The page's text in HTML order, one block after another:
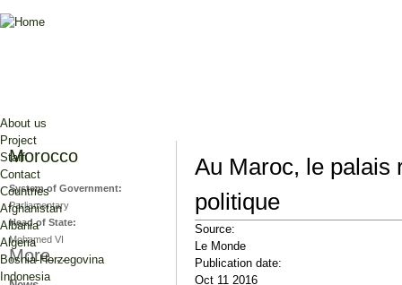
Au Maroc, le palais
politique
Source:
Le Monde
Publication date:
Oct 11 2016
About us
Project
Staff
Contact
Countries
Afghanistan
Albania
Algeria
Bosnia-Herzegovina
Indonesia
Morocco
System of Government:
Parliamentary
Head of State:
Mohamed VI
More...